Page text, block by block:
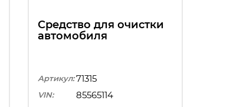
Средство для очистки
автомобиля
Артикул:71315
VIN: 85565114